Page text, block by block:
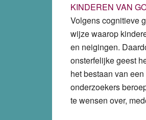
KINDEREN VAN
Volgens cognitieve
wijze waarop
en neigingen.
onsterfelijke geest
het bestaan van
onderzoekers
te wensen over,